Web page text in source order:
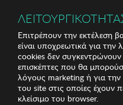
Επιτρέπουν την εκτέλεση
είναι υποχρεωτικά για την
cookies δεν
επισκέπτες που θα
λόγους marketing ή για
του site στις οποίες έχουν
κλείσιμο του browser.